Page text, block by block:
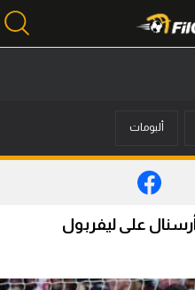
ألبومات
على ليفربول